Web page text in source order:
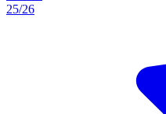
25/26